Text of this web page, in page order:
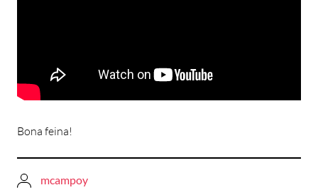
Bona feina!
mcampoy